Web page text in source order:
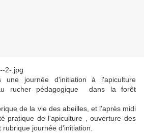
une journée d'initiation à l'apiculture
rucher pédagogique dans la forêt
de la vie des abeilles, et l'après midi
pratique de l'apiculture , ouverture des
journée d'initiation.